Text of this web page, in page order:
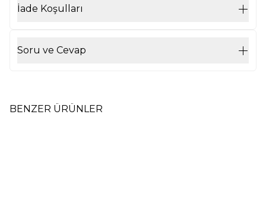
İade Koşulları
Soru ve Cevap
BENZER ÜRÜNLER